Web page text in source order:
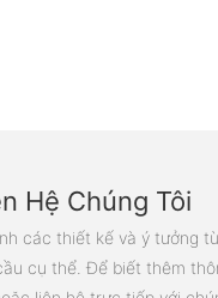
Hệ Chúng Tôi
các thiết kế và ý tưởng
cụ thể. Để biết thêm